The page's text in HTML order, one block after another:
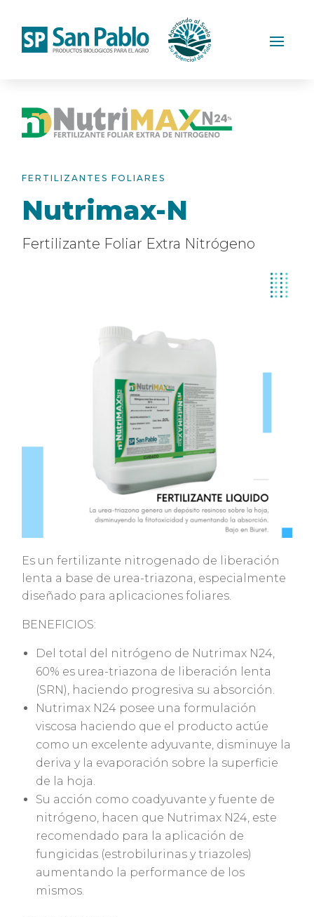
FERTILIZANTES FOLIARES
Nutrimax-N
Fertilizante Foliar Extra Nitrógeno
Es un fertilizante nitrogenado de liberación
lenta a base de urea-­triazona, especialmente
diseñado para aplicaciones foliares.
BENEFICIOS:
Del total del nitrógeno de Nutrimax N24,
60% es urea-triazona de liberación lenta
(SRN), haciendo progresiva su absorción.
Nutrimax N24 posee una formulación
viscosa haciendo que el producto actúe
como un excelente adyuvante, disminuye la
deriva y la evaporación sobre la superficie
de la hoja.
Su acción como coadyuvante y fuente de
nitrógeno, hacen que Nutrimax N24, este
recomendado para la aplicación de
fungicidas (estrobilurinas y triazoles)
aumentando la performance de los
mismos.